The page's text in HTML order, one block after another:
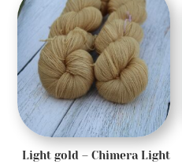
Light gold – Chimera Light